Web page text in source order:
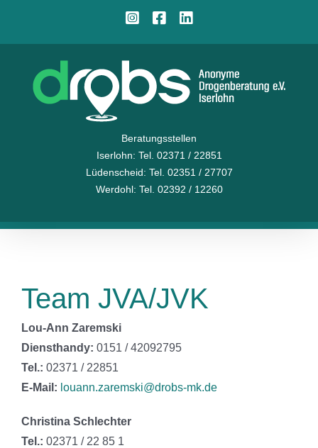
Instagram
Facebook
Beratungsstellen
Iserlohn: Tel. 02371 / 22851
Lüdenscheid: Tel. 02351 / 27707
Werdohl: Tel. 02392 / 12260
Team JVA/JVK
Lou-Ann Zaremski
Diensthandy: 0151 / 42092795
Tel.: 02371 / 22851
E-Mail: louann.zaremski@drobs-mk.de
Christina Schlechter
Tel.: 02371 / 22 85 1